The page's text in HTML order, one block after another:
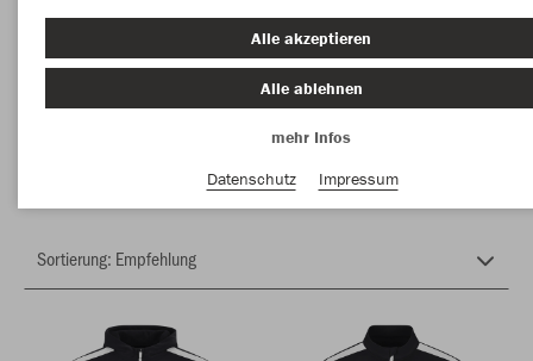
Herzlich Willkomen im Teamshop des SV
BREISACH
Farbe
Alle akzeptieren
Alle ablehnen
mehr Infos
Datenschutz
Impressum